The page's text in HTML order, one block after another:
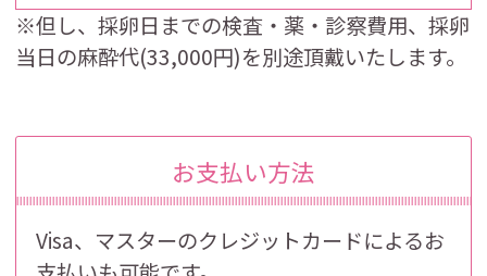
※但し、採卵日までの検査・薬・診察費用、採卵
当日の麻酔代(33,000円)を別途頂戴いたします。
お支払い方法
Visa、マスターのクレジットカードによるお